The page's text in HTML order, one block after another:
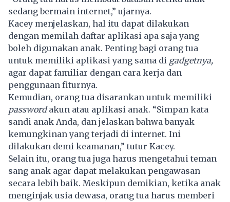
sedang bermain internet,” ujarnya.
Kacey menjelaskan, hal itu dapat dilakukan
dengan memilah daftar aplikasi apa saja yang
boleh digunakan anak. Penting bagi orang tua
untuk memiliki aplikasi yang sama di gadgetnya,
agar dapat familiar dengan cara kerja dan
penggunaan fiturnya.
Kemudian, orang tua disarankan untuk memiliki
passwordakun atau aplikasi anak. “Simpan kata
sandi anak Anda, dan jelaskan bahwa banyak
kemungkinan yang terjadi di internet. Ini
dilakukan demi keamanan,” tutur Kacey.
Selain itu, orang tua juga harus mengetahui teman
sang anak agar dapat melakukan pengawasan
secara lebih baik. Meskipun demikian, ketika anak
menginjak usia dewasa, orang tua harus memberi